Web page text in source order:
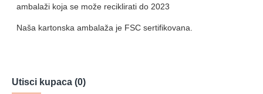
ambalaži koja se može reciklirati do 2023
Naša kartonska ambalaža je FSC sertifikovana.
Utisci kupaca (0)